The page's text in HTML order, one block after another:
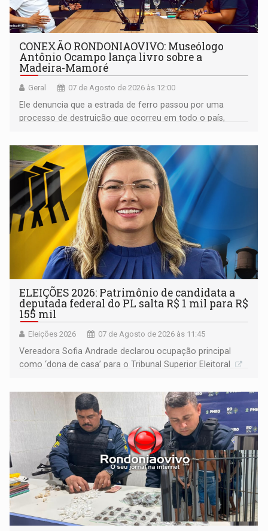
CONEXÃO RONDONIAOVIVO: Museólogo
Antônio Ocampo lança livro sobre a
Madeira-Mamoré
Geral 07 de Agosto de 2026 às 12:00
Ele denuncia que a estrada de ferro passou por uma
processo de destruição que ocorreu em todo o país,
ELEIÇÕES 2026: Patrimônio de candidata a
deputada federal do PL salta R$ 1 mil para R$
155 mil
Eleições 2026 07 de Agosto de 2026 às 11:45
Vereadora Sofia Andrade declarou ocupação principal
como ‘dona de casa’ para o Tribunal Superior Eleitoral